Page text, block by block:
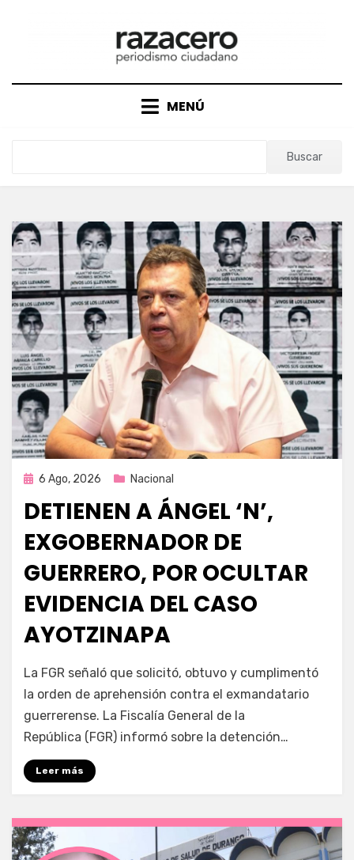
MENÚ
Buscar
Publicada
6 Ago, 2026 Nacional
DETIENEN A ÁNGEL ‘N’,
EXGOBERNADOR DE
GUERRERO, POR OCULTAR
EVIDENCIA DEL CASO
AYOTZINAPA
porFernando Miranda Servín
La FGR señaló que solicitó, obtuvo y cumplimentó
la orden de aprehensión contra el exmandatario
guerrerense. La Fiscalía General de la
República (FGR) informó sobre la detención…
Leer más